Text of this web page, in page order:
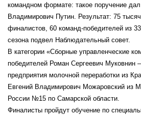
командном формате: такое поручение
Владимирович Путин. Результат: 75
финалистов, 60 команд-победителей из
сезона подвел Наблюдательный совет.
В категории «Сборные управленческие
победителей Роман Сергеевич Муковнин
предприятия молочной переработки из
Евгений Владимирович Можаровский из
России №15 по Самарской области.
Финалисты пройдут обучение по